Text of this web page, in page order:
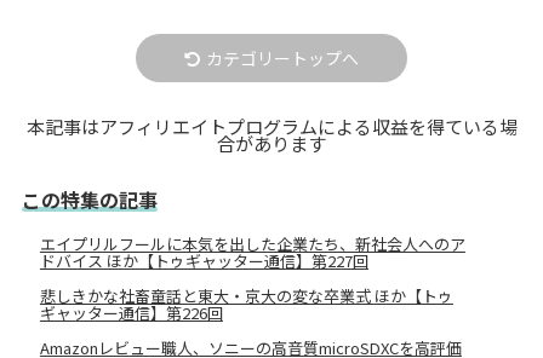
カテゴリートップへ
本記事はアフィリエイトプログラムによる収益を得ている場
合があります
この特集の記事
エイプリルフールに本気を出した企業たち、新社会人へのア
ドバイス ほか【トゥギャッター通信】第227回
悲しきかな社畜童話と東大・京大の変な卒業式 ほか【トゥ
ギャッター通信】第226回
Amazonレビュー職人、ソニーの高音質microSDXCを高評価